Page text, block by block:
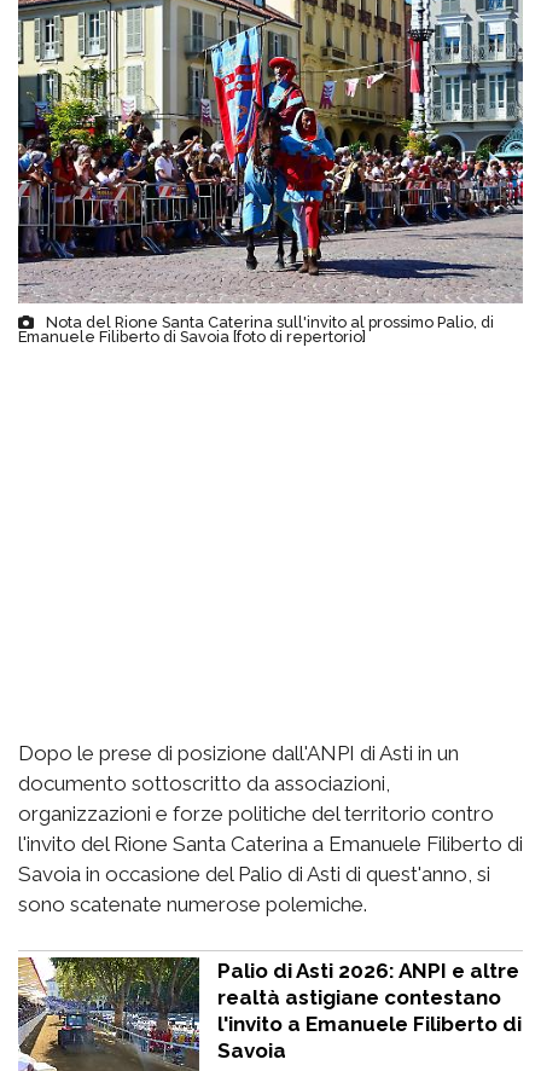
Nota del Rione Santa Caterina sull'invito al prossimo Palio, di
Emanuele Filiberto di Savoia [foto di repertorio]
Dopo le prese di posizione dall'ANPI di Asti in un
documento sottoscritto da associazioni,
organizzazioni e forze politiche del territorio contro
l'invito del Rione Santa Caterina a Emanuele Filiberto di
Savoia in occasione del Palio di Asti di quest'anno, si
sono scatenate numerose polemiche.
Palio di Asti 2026: ANPI e altre
realtà astigiane contestano
l'invito a Emanuele Filiberto di
Savoia